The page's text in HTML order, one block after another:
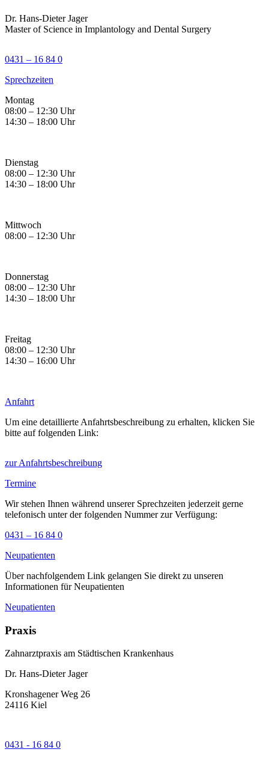
Dr. Hans-Dieter Jager
Master of Science in Implantology and Dental Surgery
0431 – 16 84 0
Sprechzeiten
Montag
08:00 – 12:30 Uhr
14:30 – 18:00 Uhr
Dienstag
08:00 – 12:30 Uhr
14:30 – 18:00 Uhr
Mittwoch
08:00 – 12:30 Uhr
Donnerstag
08:00 – 12:30 Uhr
14:30 – 18:00 Uhr
Freitag
08:00 – 12:30 Uhr
14:30 – 16:00 Uhr
Anfahrt
Um eine detaillierte Anfahrtsbeschreibung zu erhalten, klicken Sie
bitte auf folgenden Link:
zur Anfahrtsbeschreibung
Termine
Wir stehen Ihnen während unserer Sprechzeiten jederzeit gerne
telefonisch unter der folgenden Nummer zur Verfügung:
0431 – 16 84 0
Neupatienten
Über nachfolgendem Link gelangen Sie direkt zu unseren
Informationen für Neupatienten
Neupatienten
Praxis
Zahnarztpraxis am Städtischen Krankenhaus
Dr. Hans-Dieter Jager
Kronshagener Weg 26
24116 Kiel
0431 - 16 84 0